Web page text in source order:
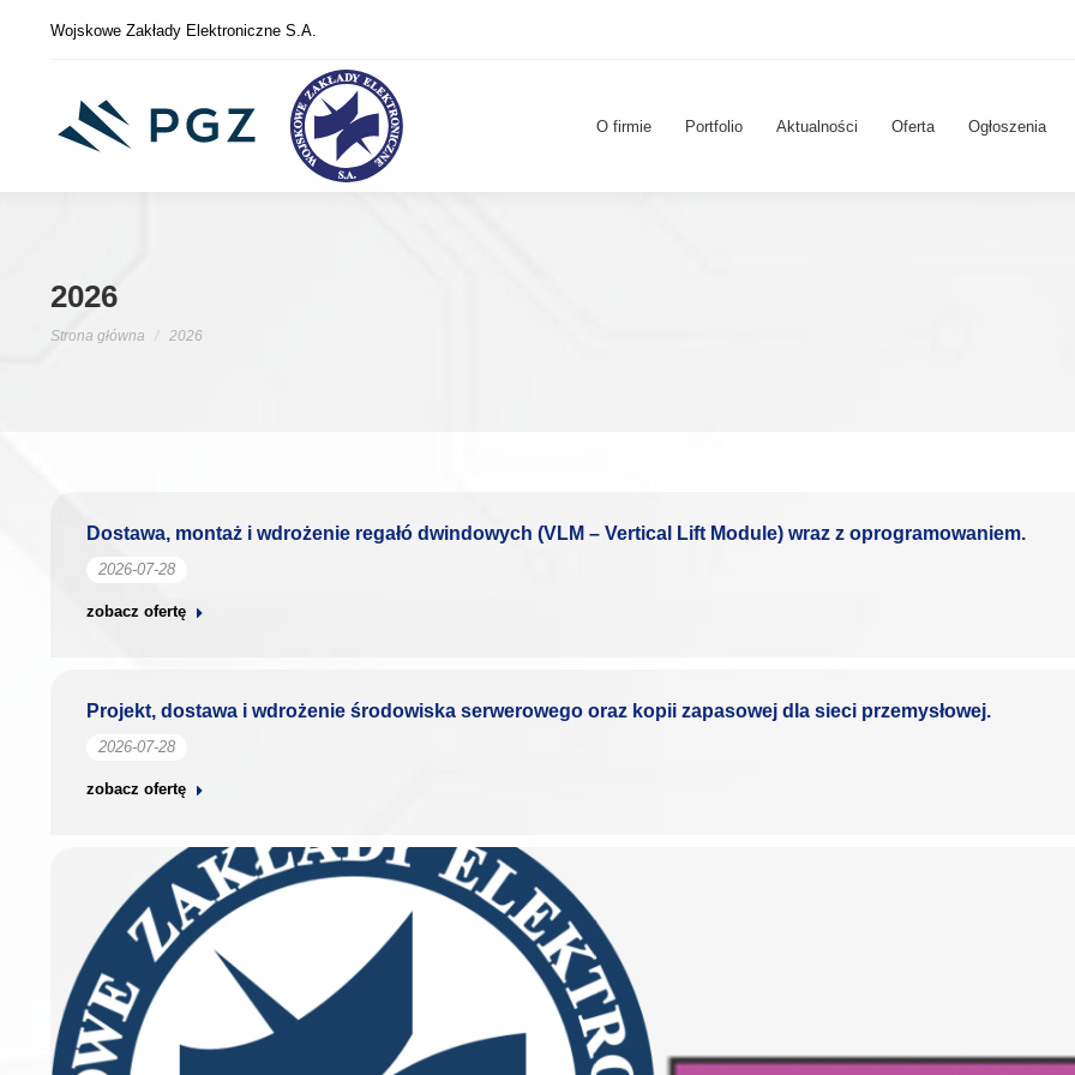
Wojskowe Zakłady Elektroniczne S.A.
O firmie Portfolio Aktualności Oferta Ogłoszenia
2026
Jesteś tutaj:
Strona główna 2026
Dostawa, montaż i wdrożenie regałó dwindowych (VLM – Vertical Lift Module) wraz z oprogramowaniem.
2026-07-28
zobacz ofertę
Projekt, dostawa i wdrożenie środowiska serwerowego oraz kopii zapasowej dla sieci przemysłowej.
2026-07-28
zobacz ofertę